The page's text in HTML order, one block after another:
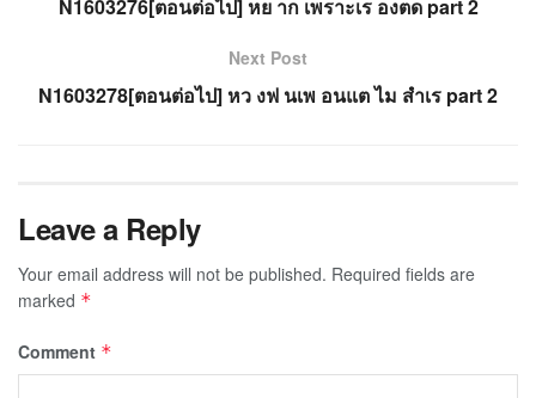
N1603276[ตอนต่อไป] หย าก เพราะเร องตด part 2
Next Post
N1603278[ตอนต่อไป] หว งฟ นเพ อนแต ไม สำเร part 2
Leave a Reply
Your email address will not be published. Required fields are
marked *
Comment *